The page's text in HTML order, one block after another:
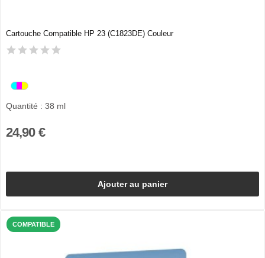
Cartouche Compatible HP 23 (C1823DE) Couleur
Quantité : 38 ml
24,90 €
Ajouter au panier
COMPATIBLE